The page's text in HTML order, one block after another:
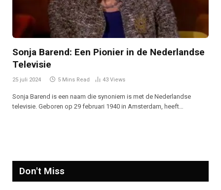
Sonja Barend: Een Pionier in de Nederlandse
Televisie
25 juli 2024 5 Mins Read 43 Views
Sonja Barend is een naam die synoniem is met de Nederlandse
televisie. Geboren op 29 februari 1940 in Amsterdam, heeft…
Don't Miss